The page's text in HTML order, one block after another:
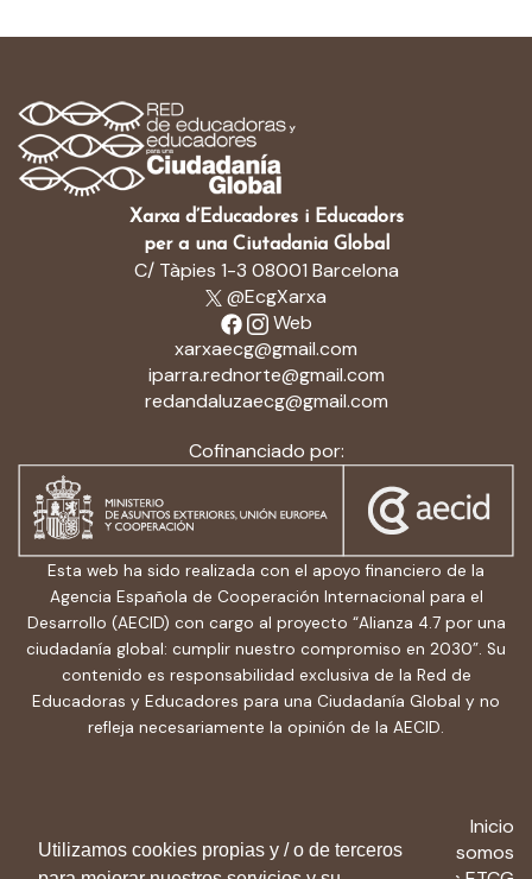
Utilizamos cookies propias y / o de terceros
Xarxa d’Educadores i Educadors
per a una Ciutadania Global
C/ Tàpies 1-3 08001 Barcelona
@EcgXarxa
Web
xarxaecg@gmail.com
iparra.rednorte@gmail.com
redandaluzaecg@gmail.com
Cofinanciado por:
Esta web ha sido realizada con el apoyo financiero de la
Agencia Española de Cooperación Internacional para el
Desarrollo (AECID) con cargo al proyecto “Alianza 4.7 por una
ciudadanía global: cumplir nuestro compromiso en 2030”. Su
contenido es responsabilidad exclusiva de la Red de
Educadoras y Educadores para una Ciudadanía Global y no
refleja necesariamente la opinión de la AECID.
Inicio
Quiénes somos